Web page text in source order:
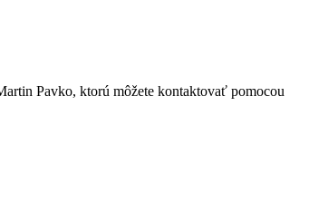
Pavko, ktorú môžete kontaktovať pomocou